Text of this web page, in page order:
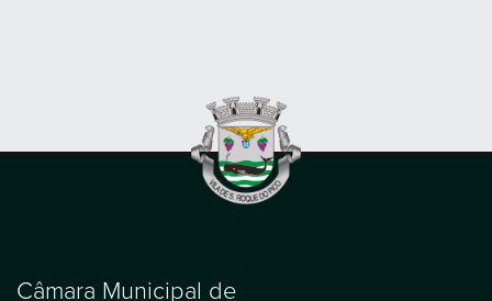
Câmara Municipal de